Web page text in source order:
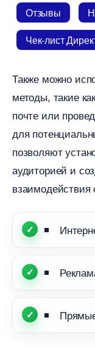
Отзывы
Чек-лист
Также можно
методы, такие
почте или
для
позволяют
аудиторией и
заимодействия